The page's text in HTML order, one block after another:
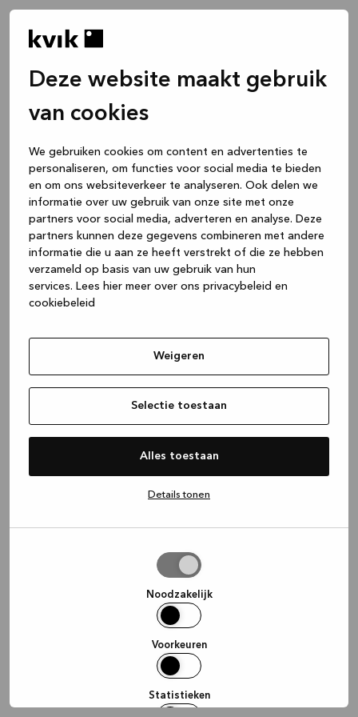
Deze website maakt gebruik
van cookies
We gebruiken cookies om content en advertenties te
personaliseren, om functies voor social media te bieden
en om ons websiteverkeer te analyseren. Ook delen we
informatie over uw gebruik van onze site met onze
partners voor social media, adverteren en analyse. Deze
partners kunnen deze gegevens combineren met andere
informatie die u aan ze heeft verstrekt of die ze hebben
verzameld op basis van uw gebruik van hun
services. Lees hier meer over ons privacybeleid en
cookiebeleid
Weigeren
Selectie toestaan
Alles toestaan
Details tonen
Noodzakelijk
Voorkeuren
Statistieken
(see the browser console for more
information).